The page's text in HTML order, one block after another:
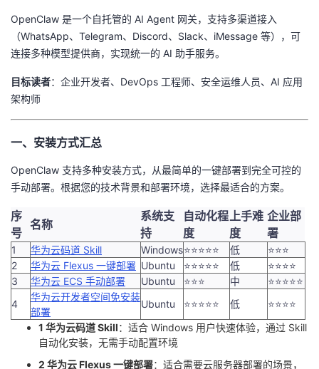
博
客
的
论
我
的
子
我
直
播
的
活
我
的
注
我
的
发
者
我
Programs
支
OpenClaw 是一个自托管的 AI Agent 网关，支持多渠道接入
（WhatsApp、Telegram、Discord、Slack、iMessage 等），可
连接多种模型提供商，实现统一的 AI 助手服务。
目标读者：企业开发者、DevOps 工程师、安全运维人员、AI 应用
架构师
一、安装方式汇总
OpenClaw 支持多种安装方式，从最简单的一键部署到完全可控的
手动部署。根据您的技术背景和部署环境，选择最适合的方案。
序
号
名称
系统支
持
自动化程
度
上手难
度
企业部
署
1 华为云码道 Skill Windows⭐⭐⭐⭐⭐ 低
⭐⭐⭐
2
华为云 Flexus 一键部署 Ubuntu ⭐⭐⭐⭐⭐ 低
⭐⭐⭐⭐
3
华为云 ECS 手动部署 Ubuntu ⭐⭐⭐ 中
⭐⭐⭐⭐⭐
4
华为云开发者空间免安装
部署
Ubuntu ⭐⭐⭐⭐⭐ 低
⭐⭐⭐⭐
1 华为云码道 Skill：适合 Windows 用户快速体验，通过 Skill
自动化安装，无需手动配置环境
2 华为云 Flexus 一键部署：适合需要云服务器部署的场景，